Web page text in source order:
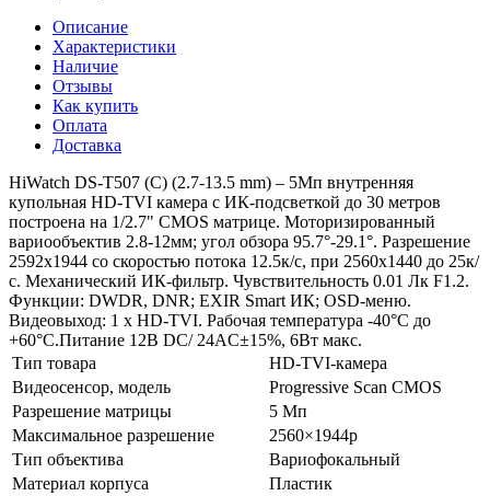
Описание
Характеристики
Наличие
Отзывы
Как купить
Оплата
Доставка
HiWatch DS-T507 (C) (2.7-13.5 mm) – 5Мп внутренняя
купольная HD-TVI камера с ИК-подсветкой до 30 метров
построена на 1/2.7" CMOS матрице. Моторизированный
вариообъектив 2.8-12мм; угол обзора 95.7°-29.1°. Разрешение
2592x1944 со скоростью потока 12.5к/с, при 2560x1440 до 25к/
с. Механический ИК-фильтр. Чувствительность 0.01 Лк F1.2.
Функции: DWDR, DNR; EXIR Smart ИК; OSD-меню.
Видеовыход: 1 х HD-TVI. Рабочая температура -40°С до
+60°С.Питание 12В DC/ 24AC±15%, 6Вт макс.
Тип товара
HD-TVI-камера
Видеосенсор, модель
Progressive Scan CMOS
Разрешение матрицы
5 Мп
Максимальное разрешение
2560×1944p
Тип объектива
Вариофокальный
Материал корпуса
Пластик